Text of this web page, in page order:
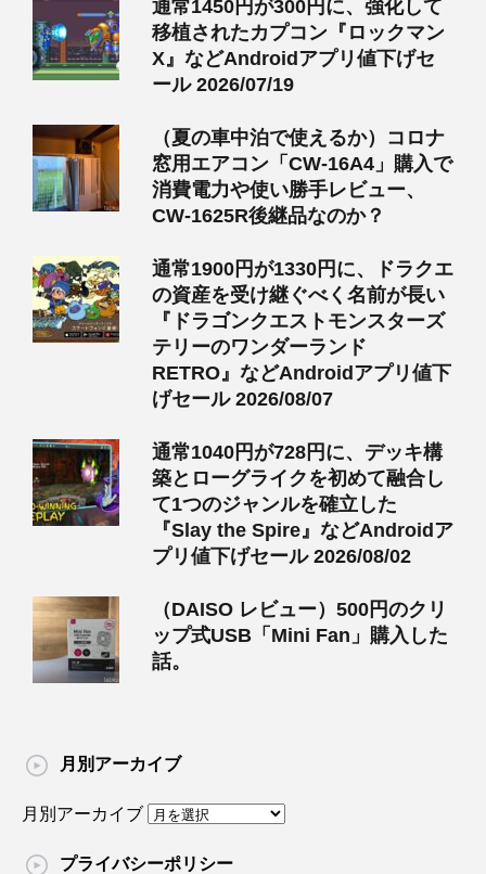
通常1450円が300円に、強化して
移植されたカプコン『ロックマン
X』などAndroidアプリ値下げセ
ール 2026/07/19
（夏の車中泊で使えるか）コロナ
窓用エアコン「CW-16A4」購入で
消費電力や使い勝手レビュー、
CW-1625R後継品なのか？
通常1900円が1330円に、ドラクエ
の資産を受け継ぐべく名前が長い
『ドラゴンクエストモンスターズ
テリーのワンダーランド
RETRO』などAndroidアプリ値下
げセール 2026/08/07
通常1040円が728円に、デッキ構
築とローグライクを初めて融合し
て1つのジャンルを確立した
『Slay the Spire』などAndroidア
プリ値下げセール 2026/08/02
（DAISO レビュー）500円のクリ
ップ式USB「Mini Fan」購入した
話。
月別アーカイブ
月別アーカイブ
プライバシーポリシー